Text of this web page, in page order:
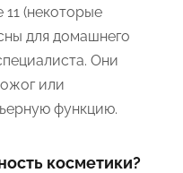
(некоторые
для домашнего
Они
или
функцию.
косметики?